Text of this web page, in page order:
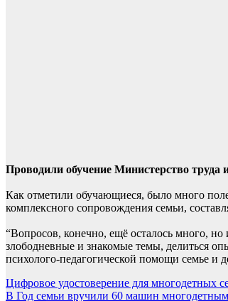
Проводили обучение Министерство
Как отметили обучающиеся, было много
комплексного сопровождения семьи,
“Вопросов, конечно, ещё осталось много,
злободневные и знакомые темы, делиться
психолого-педагогической помощи семье
Навигация
Цифровое удостоверение для многодетных
В Год семьи вручили 60 машин